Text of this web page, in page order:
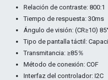
Relación de contraste: 800:1
Tiempo de respuesta: 30ms
Ángulo de visión: (CR≥10)
Tipo de pantalla táctil:
Transmitancia: ≥85％
Método de conexión: COF
Interfaz del controlador: I2C